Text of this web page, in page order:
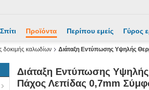
Σπίτι Προϊόντα Περίπου εμείς Γύρος
δοκιμής καλωδίων
Διάταξη Εντύπωσης Υψηλής
Διάταξη Εντύπωσης
Πάχος Λεπίδας 0,7mm